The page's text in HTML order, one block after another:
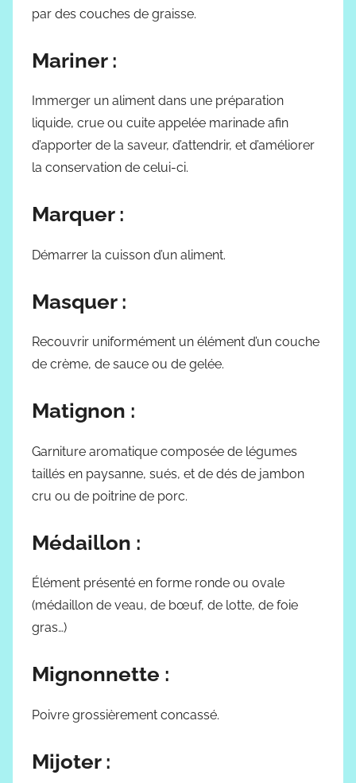
par des couches de graisse.
Mariner :
Immerger un aliment dans une préparation
liquide, crue ou cuite appelée marinade afin
d’apporter de la saveur, d’attendrir, et d’améliorer
la conservation de celui-ci.
Marquer :
Démarrer la cuisson d’un aliment.
Masquer :
Recouvrir uniformément un élément d’un couche
de crème, de sauce ou de gelée.
Matignon :
Garniture aromatique composée de légumes
taillés en paysanne, sués, et de dés de jambon
cru ou de poitrine de porc.
Médaillon :
Élément présenté en forme ronde ou ovale
(médaillon de veau, de bœuf, de lotte, de foie
gras…)
Mignonnette :
Poivre grossièrement concassé.
Mijoter :